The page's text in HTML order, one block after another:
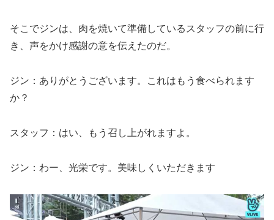
そこでジンは、肉を焼いて準備しているスタッフの前に行
き、声をかけ感謝の意を伝えたのだ。
ジン：ありがとうございます。これはもう食べられます
か？
スタッフ：はい、もう召し上がれますよ。
ジン：わー、光栄です。美味しくいただきます